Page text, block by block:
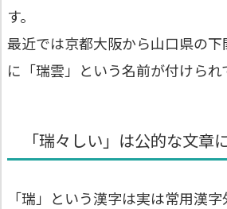
す。
最近では京都大阪から山口県の
に「瑞雲」という名前が付けられ
「瑞々しい」は公的な文章
「瑞」という漢字は実は常用漢字